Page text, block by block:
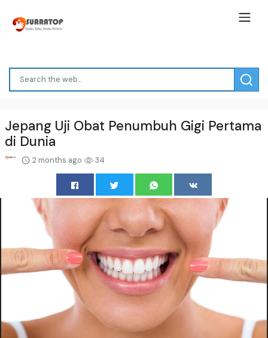
Jepang Uji Obat Penumbuh Gigi Pertama
di Dunia
2 months ago 34